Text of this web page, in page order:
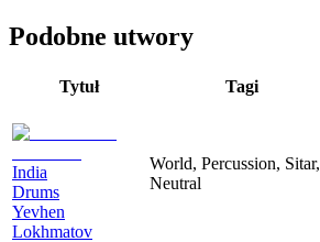
Podobne utwory
Tytuł Tagi
India
Drums
Yevhen
Lokhmatov
World, Percussion, Sitar,
Neutral